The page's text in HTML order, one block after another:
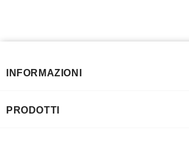
INFORMAZIONI
PRODOTTI